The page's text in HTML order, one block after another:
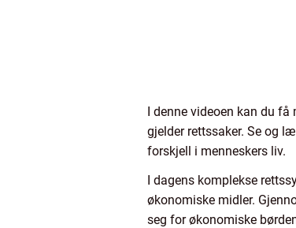
I denne videoen kan du
gjelder rettssaker. Se og
forskjell i menneskers liv.
I dagens komplekse
økonomiske midler.
seg for økonomiske